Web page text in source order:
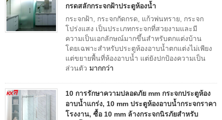
กรดสลักกระจกฝ้าประตูห้องน้ำ
กระจกฝ้า, กระจกกัดกรด, แก้วพ่นทราย, กระจก
โปร่งแสง เป็นประเภทกระจกที่สวยงามและมี
ความเป็นเอกลักษณ์มากขึ้นสำหรับตกแต่งบ้าน
โดยเฉพาะสำหรับประตูห้องอาบน้ำตกแต่งไม่เพียง
แต่ขยายพื้นที่ห้องอาบน้ำ แต่ยังปกป้องความเป็น
ส่วนตัว มากกว่า
10 การรักษาความปลอดภัย mm กระจกประตูห้อง
อาบน้ำแกร่ง, 10 mm ประตูห้องอาบน้ำกระจกราคา
โรงงาน, ซื้อ 10 mm ล้างกระจกนิรภัยสำหรับ